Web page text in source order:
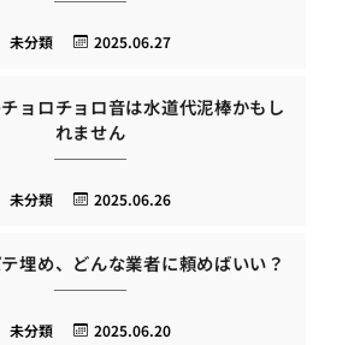
2025.06.27
未分類
ョロチョロ音は水道代泥棒かもし
れません
2025.06.26
未分類
埋め、どんな業者に頼めばいい？
2025.06.20
未分類